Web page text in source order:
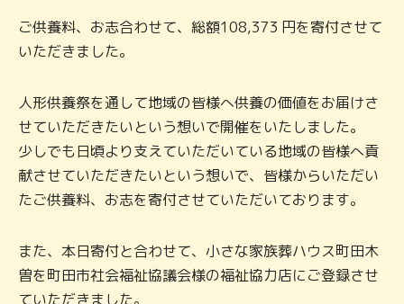
ご供養料、お志合わせて、総額108,373 円を寄付させて
いただきました。
人形供養祭を通して地域の皆様へ供養の価値をお届けさ
せていただきたいという想いで開催をいたしました。
少しでも日頃より支えていただいている地域の皆様へ貢
献させていただきたいという想いで、皆様からいただい
たご供養料、お志を寄付させていただいております。
また、本日寄付と合わせて、小さな家族葬ハウス町田木
曽を町田市社会福祉協議会様の福祉協力店にご登録させ
ていただきました。